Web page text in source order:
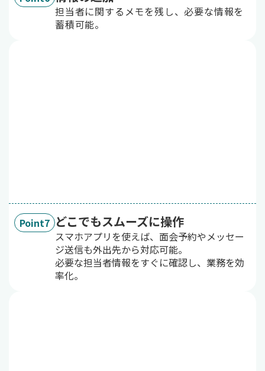
担当者に関するメモを残し、必要な情報を
蓄積可能。
Point7 どこでもスムーズに操作
スマホアプリを使えば、面会予約やメッセー
ジ送信も外出先から対応可能。
必要な担当者情報をすぐに確認し、業務を効
率化。